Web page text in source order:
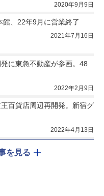
2020年9月9日
、22年9月に営業終了
2021年7月16日
に東急不動産が参画。48
2022年2月9日
百貨店周辺再開発。新宿グ
2022年4月13日
を見る